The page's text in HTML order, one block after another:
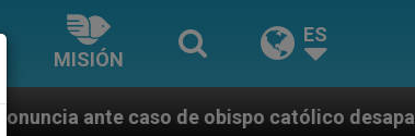
MISIÓN
ES
de obispo católico desaparecido por la